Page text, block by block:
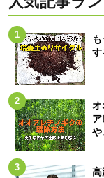
す
オ
や
高